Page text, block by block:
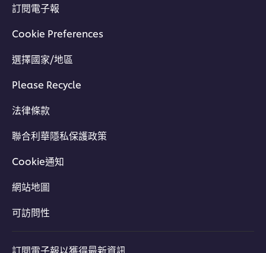
訂閱電子報
Cookie Preferences
選擇國家/地區
Please Recycle
法律條款
聯合利華隱私保護政策
Cookie通知
網站地圖
可訪問性
訂閱電子報以獲得最新資訊